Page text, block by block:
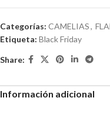
Categorías: CAMELIAS,
Etiqueta: Black Friday
Share:
Información adicional